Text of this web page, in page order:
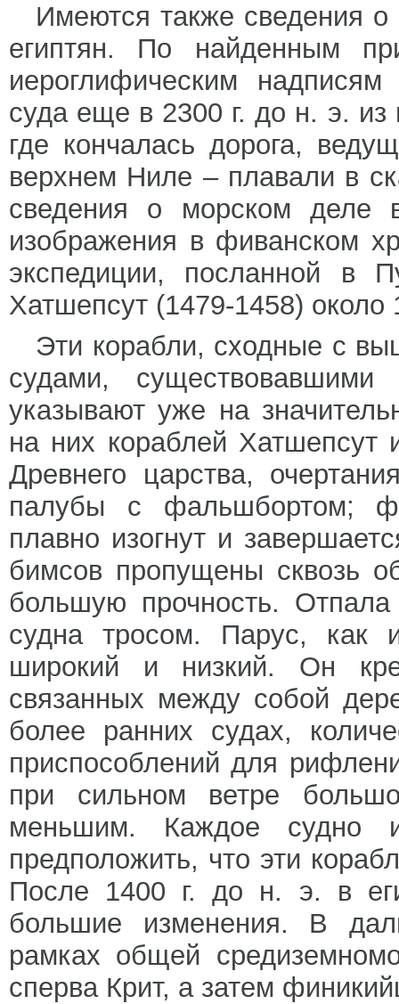
Имеются также сведения
египтян. По найденным
иероглифическим
суда еще в 2300 г. до н. э.
где кончалась дорога,
верхнем Ниле – плавали в
сведения о морском деле
изображения в фиванском
экспедиции, посланной в
Хатшепсут (1479-1458) около
Эти корабли, сходные с
судами,
указывают уже на
на них кораблей
Древнего царства,
палубы с фальшбортом;
плавно изогнут и
бимсов пропущены сквозь
большую прочность. Отпала
судна тросом. Парус, как
широкий и низкий. Он
связанных между собой
более ранних судах,
приспособлений для
при сильном ветре
меньшим. Каждое
предположить, что эти
После 1400 г. до н. э. в
большие изменения. В
рамках общей
сперва Крит, а затем